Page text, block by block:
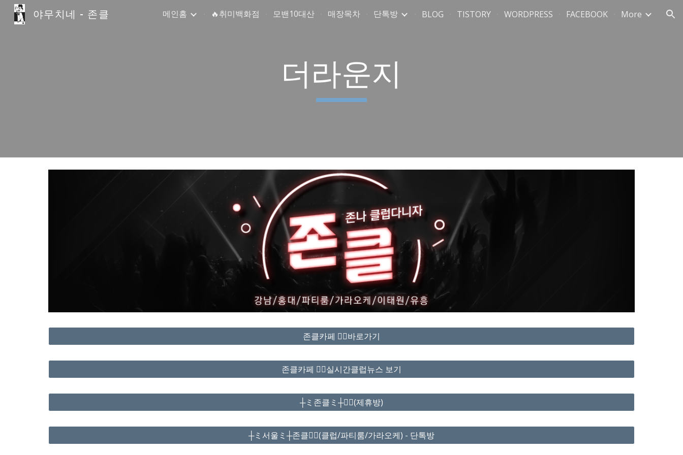
Skip to main content Skip to navigation
야무치네 - 존클 메인홈 🔥취미백화점 모밴10대산 매장목차 단톡방 BLOG TISTORY WORDPRESS FACEBOOK More
더라운지
존클카페 ❤️‍🔥바로가기
존클카페 ❤️‍🔥실시간클럽뉴스 보기
┼ミ존클ミ┼❤️‍🔥(제휴방)
┼ミ서울ミ┼존클❤️‍🔥(클럽/파티룸/가라오케) - 단톡방